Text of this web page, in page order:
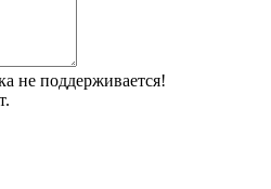
не поддерживается!